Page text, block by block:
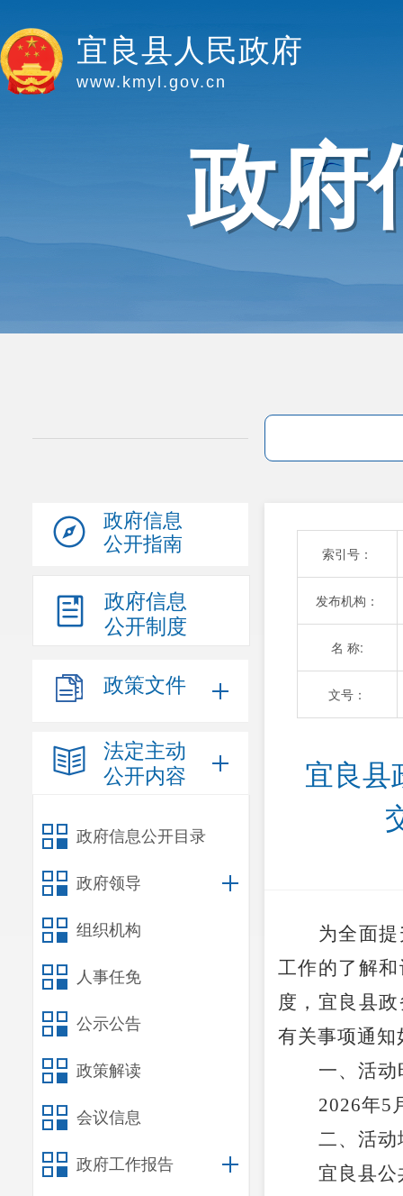
宜良县人民政府
www.kmyl.gov.cn
政府
政府信息
公开指南
政府信息
公开制度
政策文件
法定主动
公开内容
政府信息公开目录
政府领导
组织机构
人事任免
公示公告
政策解读
会议信息
政府工作报告
索引号：
发布机构：
名 称:
文号：
宜良县
为全面
工作的了解
度，宜良县
有关事项通知
一、 活动
2026年5
二、活动
宜良县